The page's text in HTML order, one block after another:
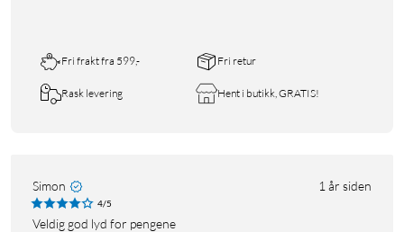
Fri frakt fra 599,- Fri retur
Rask levering Hent i butikk, GRATIS!
Simon 1 år siden
4/5
Veldig god lyd for pengene